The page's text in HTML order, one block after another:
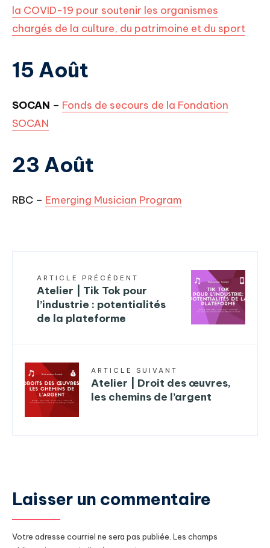
la COVID-19 pour soutenir les organismes
chargés de la culture, du patrimoine et du sport
15 Août
SOCAN – Fonds de secours de la Fondation
SOCAN
23 Août
RBC – Emerging Musician Program
ARTICLE PRÉCÉDENT
Atelier | Tik Tok pour
l’industrie : potentialités
de la plateforme
ARTICLE SUIVANT
Atelier | Droit des œuvres,
les chemins de l’argent
Laisser un commentaire
Votre adresse courriel ne sera pas publiée. Les champs